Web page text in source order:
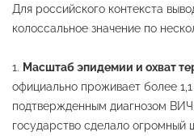
Для российского контекста
колоссальное значение по
Масштаб эпидемии и охват
официально проживает более
подтвержденным диагнозом
государство сделало